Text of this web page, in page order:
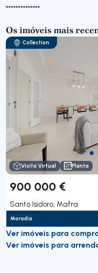
**************
Os imóveis mais
Collection
Visita Virtual Planta
900 000 €
Santo Isidoro, Mafra
Moradia
Ver imóveis para
Ver imóveis para